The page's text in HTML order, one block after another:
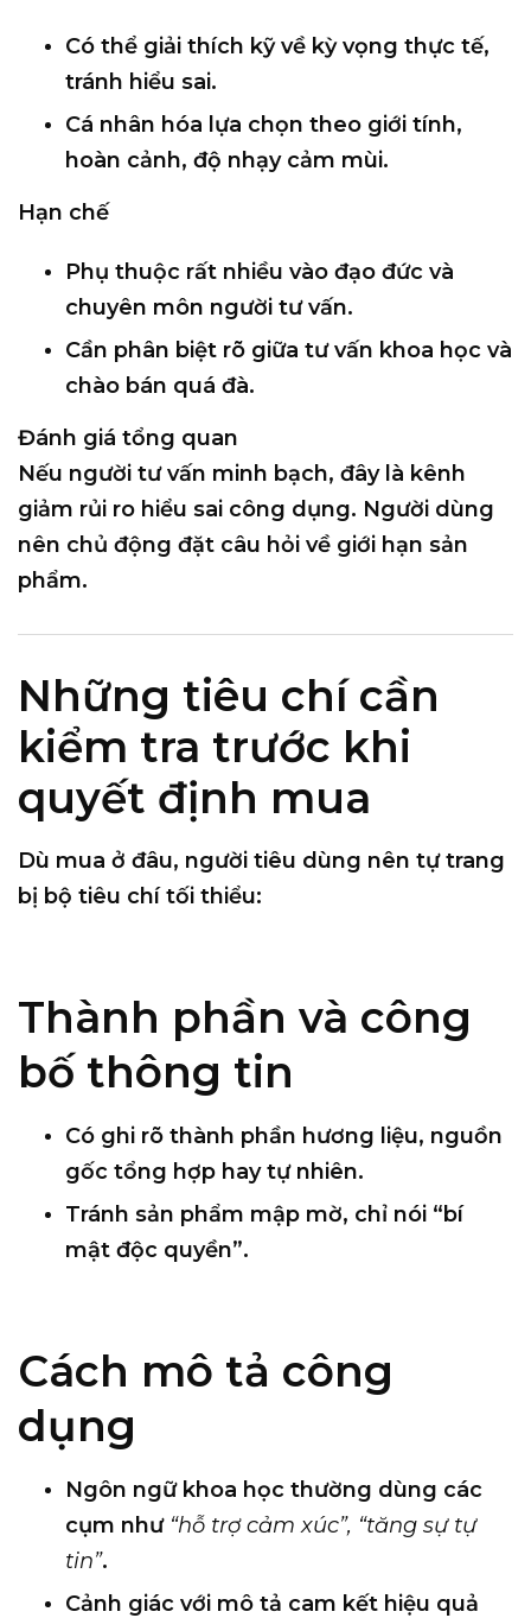
Có thể giải thích kỹ về kỳ vọng thực tế,
tránh hiểu sai.
Cá nhân hóa lựa chọn theo giới tính,
hoàn cảnh, độ nhạy cảm mùi.
Hạn chế
Phụ thuộc rất nhiều vào đạo đức và
chuyên môn người tư vấn.
Cần phân biệt rõ giữa tư vấn khoa học và
chào bán quá đà.
Đánh giá tổng quan
Nếu người tư vấn minh bạch, đây là kênh
giảm rủi ro hiểu sai công dụng. Người dùng
nên chủ động đặt câu hỏi về giới hạn sản
phẩm.
Những tiêu chí cần
kiểm tra trước khi
quyết định mua
Dù mua ở đâu, người tiêu dùng nên tự trang
bị bộ tiêu chí tối thiểu:
Thành phần và công
bố thông tin
Có ghi rõ thành phần hương liệu, nguồn
gốc tổng hợp hay tự nhiên.
Tránh sản phẩm mập mờ, chỉ nói “bí
mật độc quyền”.
Cách mô tả công
dụng
Ngôn ngữ khoa học thường dùng các
cụm như “hỗ trợ cảm xúc”, “tăng sự tự
tin”.
Cảnh giác với mô tả cam kết hiệu quả